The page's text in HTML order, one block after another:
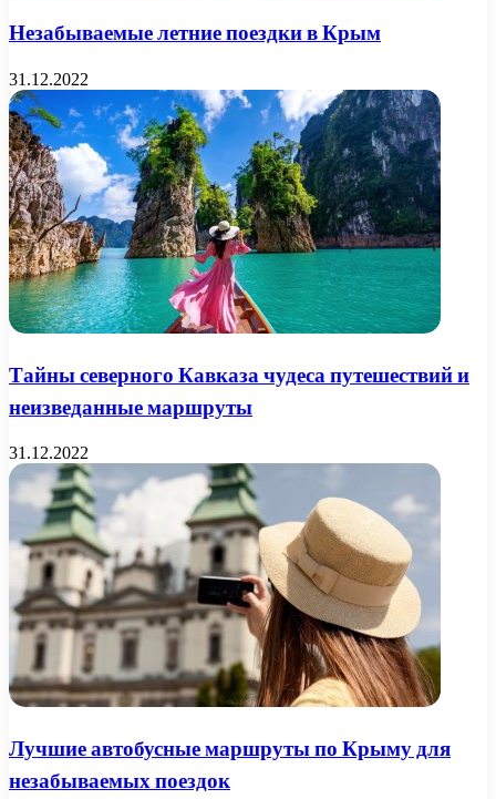
Незабываемые летние поездки в Крым
31.12.2022
Тайны северного Кавказа чудеса путешествий и
неизведанные маршруты
31.12.2022
Лучшие автобусные маршруты по Крыму для
незабываемых поездок